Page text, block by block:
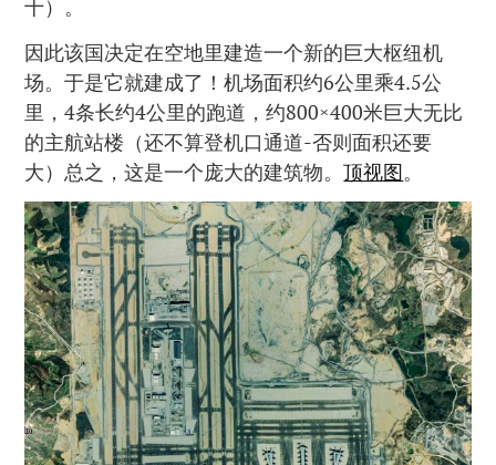
十）。
因此该国决定在空地里建造一个新的巨大枢纽机
场。于是它就建成了！机场面积约6公里乘4.5公
里，4条长约4公里的跑道，约800×400米巨大无比
的主航站楼（还不算登机口通道-否则面积还要
大）总之，这是一个庞大的建筑物。顶视图。